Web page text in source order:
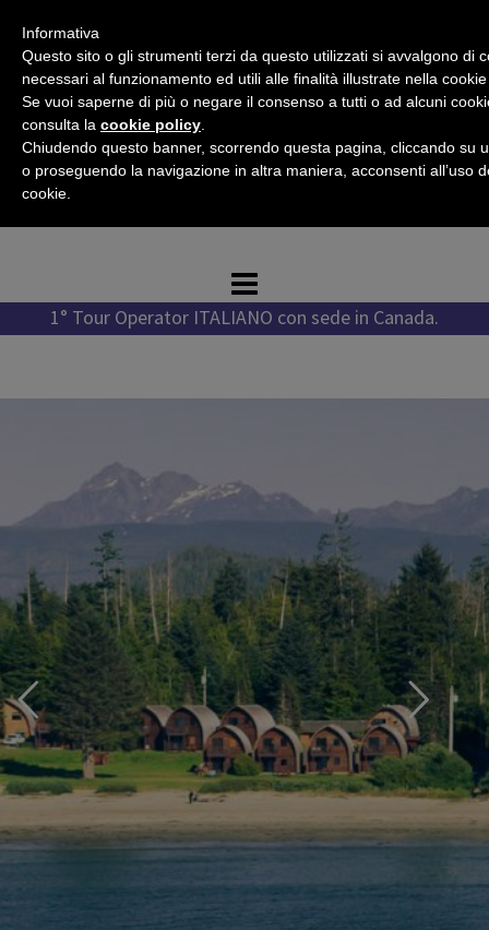
contenuto
Tel. +1 778 987 1796
Tel. +39 351 776 7276
1° Tour Operator ITALIANO con sede in Canada.
Informativa
Questo sito o gli strumenti terzi da questo utilizzati si avvalgono di
necessari al funzionamento ed utili alle finalità illustrate nella
Se vuoi saperne di più o negare il consenso a tutti o ad alcuni
consulta la cookie policy
Chiudendo questo banner, scorrendo questa pagina, cliccando su
o proseguendo la navigazione in altra maniera, acconsenti all’uso
cookie.